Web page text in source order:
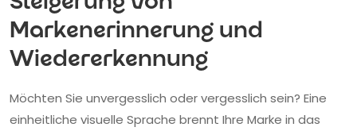
Markenerinnerung und
Wiedererkennung
Möchten Sie unvergesslich oder vergesslich sein? Eine
einheitliche visuelle Sprache brennt Ihre Marke in das